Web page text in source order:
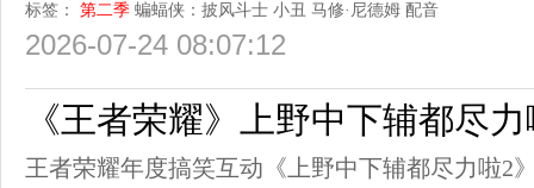
标签： 第二季 蝙蝠侠：披风斗士 小丑 马修·尼德姆 配音
2026-07-24 08:07:12
《王者荣耀》上野中下辅都尽
王者荣耀年度搞笑互动《上野中下辅都尽力啦2